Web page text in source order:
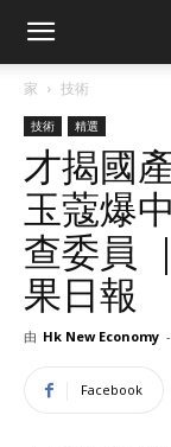
家 技術
技術 精選
才揭國
玉蔻爆
查委員
果日報
由 Hk New Economy -
Facebook